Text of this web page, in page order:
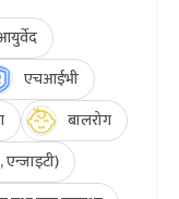
एचआईभी
बालरोग